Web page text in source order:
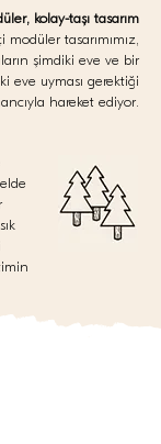
kolay-taşı tasarım
modüler tasarımımız,
şimdiki eve ve bir
eve uyması gerektiği
hareket ediyor.